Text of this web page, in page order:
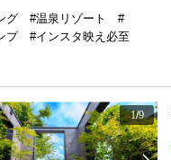
グ #温泉リゾート #
プ #インスタ映え必至
1/9